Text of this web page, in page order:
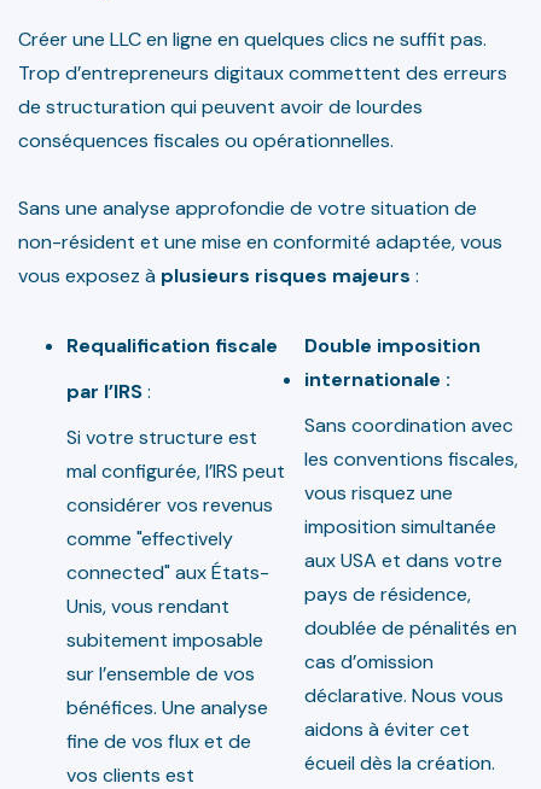
Créer une LLC en ligne en quelques clics ne suffit pas.
Trop d’entrepreneurs digitaux commettent des erreurs
de structuration qui peuvent avoir de lourdes
conséquences fiscales ou opérationnelles.
Sans une analyse approfondie de votre situation de
non-résident et une mise en conformité adaptée, vous
vous exposez à plusieurs risques majeurs :
Requalification fiscale
par l’IRS:
Si votre structure est
mal configurée, l’IRS peut
considérer vos revenus
comme "effectively
connected" aux États-
Unis, vous rendant
subitement imposable
sur l’ensemble de vos
bénéfices. Une analyse
fine de vos flux et de
vos clients est
Double imposition
internationale :
Sans coordination avec
les conventions fiscales,
vous risquez une
imposition simultanée
aux USA et dans votre
pays de résidence,
doublée de pénalités en
cas d’omission
déclarative. Nous vous
aidons à éviter cet
écueil dès la création.